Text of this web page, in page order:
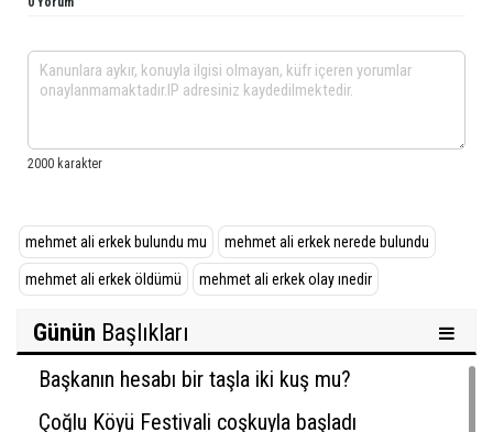
mehmet ali erkek bulundu mu mehmet ali erkek nerede bulundu
mehmet ali erkek öldümü mehmet ali erkek olay ınedir
Günün Başlıkları
Başkanın hesabı bir taşla iki kuş mu?
Çoğlu Köyü Festivali coşkuyla başladı